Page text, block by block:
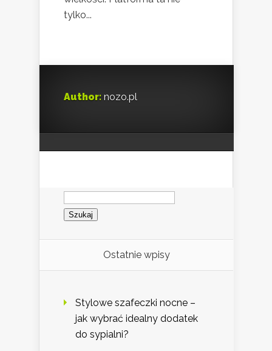
tylko...
Author: nozo.pl
Szukaj:
Ostatnie wpisy
Stylowe szafeczki nocne –
jak wybrać idealny dodatek
do sypialni?